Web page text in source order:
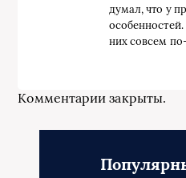
думал, что у
них совсем
Комментарии закрыты.